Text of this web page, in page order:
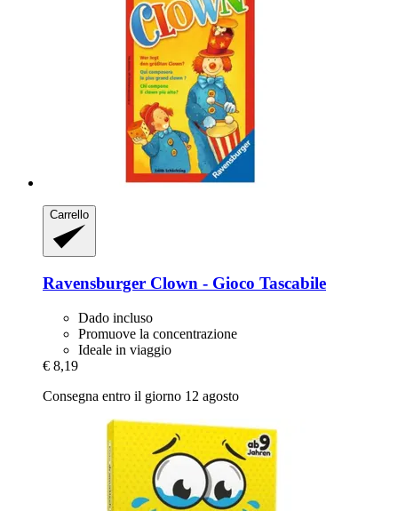
Carrello
Ravensburger Clown -​ Gioco Tascabile
Dado incluso
Promuove la concentrazione
Ideale in viaggio
€ 8,19
Consegna entro il giorno 12 agosto